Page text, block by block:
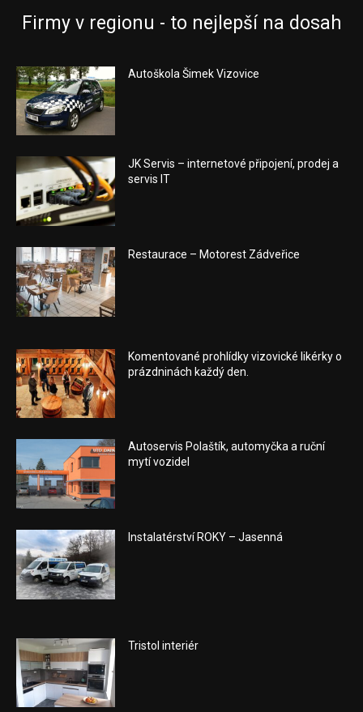
Firmy v regionu - to nejlepší na dosah
Autoškola Šimek Vizovice
JK Servis – internetové připojení, prodej a
servis IT
Restaurace – Motorest Zádveřice
Komentované prohlídky vizovické likérky o
prázdninách každý den.
Autoservis Polaštík, automyčka a ruční
mytí vozidel
Instalatérství ROKY – Jasenná
Tristol interiér